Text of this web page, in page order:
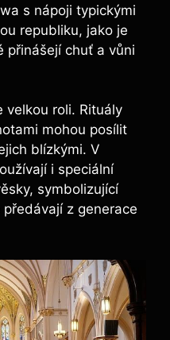
s nápoji typickými
republiku, jako je
přinášejí chuť a vůni
velkou roli. Rituály
mohou posílit
blízkými. V
i speciální
symbolizující
z generace